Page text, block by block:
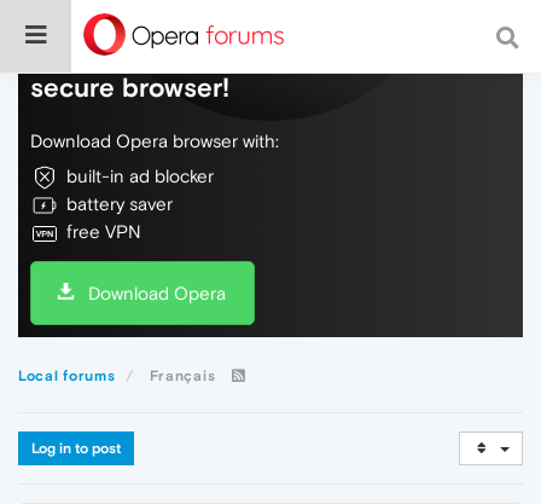
Do more on the web, with a fast and
secure browser!
Download Opera browser with:
built-in ad blocker
battery saver
free VPN
Download Opera
Local forums Français
Log in to post